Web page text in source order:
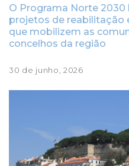
O Programa Norte 2030
projetos de reabilitação
que mobilizem as
concelhos da região
30 de junho, 2026